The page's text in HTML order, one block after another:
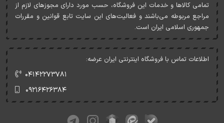
تمامی کالاها و خدمات اين فروشگاه، حسب مورد دارای مجوزهای لازم از
مراجع مربوطه می‌باشند و فعاليت‌های اين سايت تابع قوانين و مقررات
جمهوری اسلامی ايران است.
اطلاعات تماس با فروشگاه اینترنتی ایران عرضه:
۰۴۱۴۲۲۷۳۷۸۱
۰۹۲۱۶۴۲۶۳۸۴